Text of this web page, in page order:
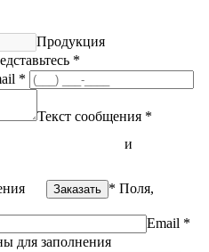
Продукция
*
*
Текст сообщения *
и
* Поля,
Email *
для заполнения